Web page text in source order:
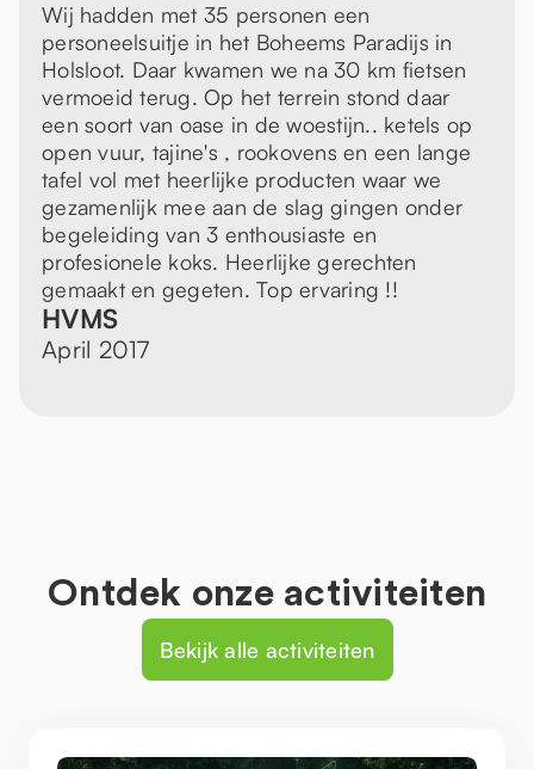
Wij hadden met 35 personen een
personeelsuitje in het Boheems Paradijs in
Holsloot. Daar kwamen we na 30 km fietsen
vermoeid terug. Op het terrein stond daar
een soort van oase in de woestijn.. ketels op
open vuur, tajine's , rookovens en een lange
tafel vol met heerlijke producten waar we
gezamenlijk mee aan de slag gingen onder
begeleiding van 3 enthousiaste en
profesionele koks. Heerlijke gerechten
gemaakt en gegeten. Top ervaring !!
HVMS
April 2017
Ontdek onze activiteiten
Bekijk alle activiteiten